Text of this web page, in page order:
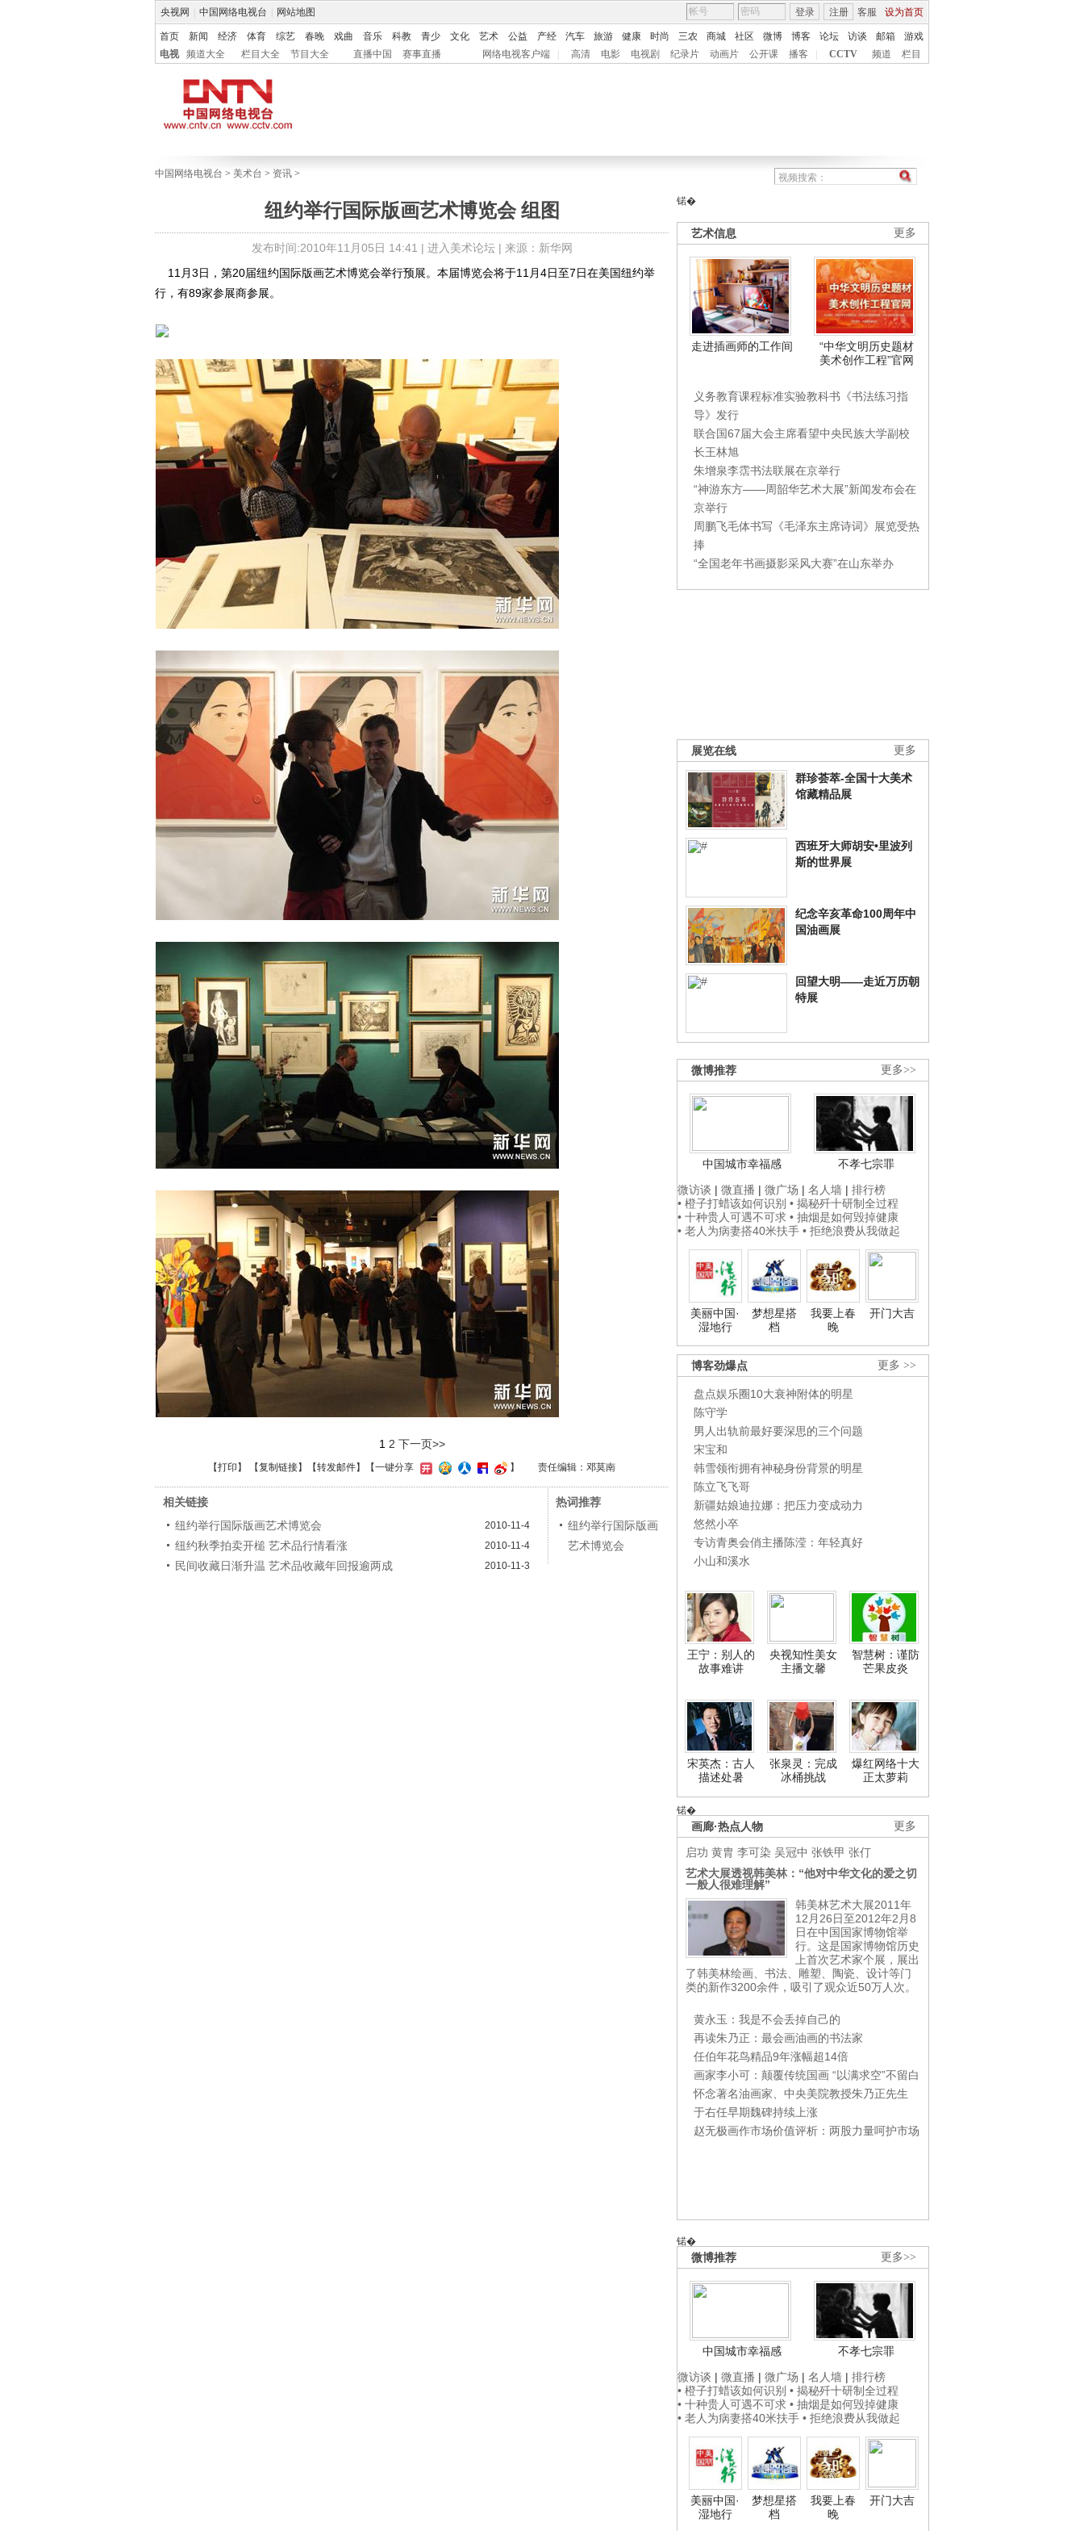
央视网 中国网络电视台 网站地图 客服 设为首页
登录 注册
首页 新闻 经济 体育 综艺 春晚 戏曲 音乐 科教 青少 文化 艺术 公益 产经 汽车 旅游 健康 时尚 三农 商城 社区 微博 博客 论坛 访谈 邮箱
游戏
电视
频道大全 栏目大全 节目大全 直播中国 赛事直播 网络电视客户端 高清 电影 电视剧 纪录片 动画片 公开课 播客 CCTV 频道 栏目
中国网络电视台 > 美术台 > 资讯 >
纽约举行国际版画艺术博览会 组图
发布时间:2010年11月05日 14:41 | 进入美术论坛| 来源：新华网
锘�
更多
艺术信息
走进插画师的工作间
“中华文明历史题材
美术创作工程”官网
义务教育课程标准实验教科书《书法练习指
导》发行
联合国67届大会主席看望中央民族大学副校
长王林旭
朱增泉李霑书法联展在京举行
“神游东方——周韶华艺术大展”新闻发布会在
京举行
周鹏飞毛体书写《毛泽东主席诗词》展览受热
捧
“全国老年书画摄影采风大赛”在山东举办
更多
展览在线
群珍荟萃-全国十大美术
馆藏精品展
西班牙大师胡安•里波列
斯的世界展
纪念辛亥革命100周年中
国油画展
回望大明——走近万历朝
特展
更多>>
微博推荐
中国城市幸福感
不孝七宗罪
微访谈 | 微直播 | 微广场 | 名人墙 | 排行榜
• 橙子打蜡该如何识别 • 揭秘歼十研制全过程
• 十种贵人可遇不可求 • 抽烟是如何毁掉健康
• 老人为病妻搭40米扶手 • 拒绝浪费从我做起
美丽中国·
湿地行
梦想星搭
档
我要上春
晚
开门大吉
更多 >>
博客劲爆点
盘点娱乐圈10大衰神附体的明星
陈守学
男人出轨前最好要深思的三个问题
宋宝和
韩雪领衔拥有神秘身份背景的明星
陈立飞飞哥
新疆姑娘迪拉娜：把压力变成动力
悠然小卒
专访青奥会俏主播陈滢：年轻真好
小山和溪水
王宁：别人的
故事难讲
央视知性美女
主播文馨
智慧树：谨防
芒果皮炎
宋英杰：古人
描述处暑
张泉灵：完成
冰桶挑战
爆红网络十大
正太萝莉
锘�
更多
画廊·热点人物
启功 黄胄 李可染 吴冠中 张铁甲 张仃
艺术大展透视韩美林：“他对中华文化的爱之切
一般人很难理解”
韩美林艺术大展2011年
12月26日至2012年2月8
日在中国国家博物馆举
行。这是国家博物馆历史
上首次艺术家个展，展出
了韩美林绘画、书法、雕塑、陶瓷、设计等门
类的新作3200余件，吸引了观众近50万人次。
黄永玉：我是不会丢掉自己的
再读朱乃正：最会画油画的书法家
任伯年花鸟精品9年涨幅超14倍
画家李小可：颠覆传统国画 “以满求空”不留白
怀念著名油画家、中央美院教授朱乃正先生
于右任早期魏碑持续上涨
赵无极画作市场价值评析：两股力量呵护市场
锘�
更多>>
微博推荐
中国城市幸福感
不孝七宗罪
微访谈 | 微直播 | 微广场 | 名人墙 | 排行榜
• 橙子打蜡该如何识别 • 揭秘歼十研制全过程
• 十种贵人可遇不可求 • 抽烟是如何毁掉健康
• 老人为病妻搭40米扶手 • 拒绝浪费从我做起
美丽中国·
湿地行
梦想星搭
档
我要上春
晚
开门大吉
11月3日，第20届纽约国际版画艺术博览会举行预展。本届博览会将于11月4日至7日在美国纽约举
行，有89家参展商参展。
1 2 下一页>>
【打印 】 【复制链接】【转发邮件】 【一键分享 】 责任编辑：邓莫南
相关链接
纽约举行国际版画艺术博览会
2010-11-4
纽约秋季拍卖开槌 艺术品行情看涨 2010-11-4
民间收藏日渐升温 艺术品收藏年回报逾两成 2010-11-3
热词推荐
纽约举行国际版画
艺术博览会